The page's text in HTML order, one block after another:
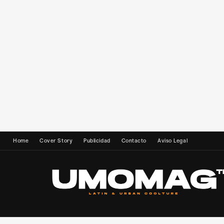
Home Cover Story Publicidad Contacto Aviso Legal